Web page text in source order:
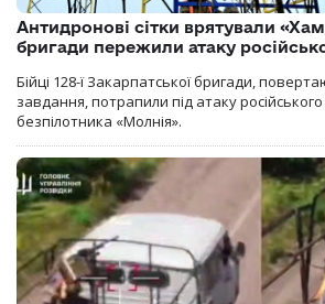
Антидронові сітки врятували
бригади пережили атаку
Бійці 128-ї Закарпатської бригади,
завдання, потрапили під атаку
безпілотника «Молнія».